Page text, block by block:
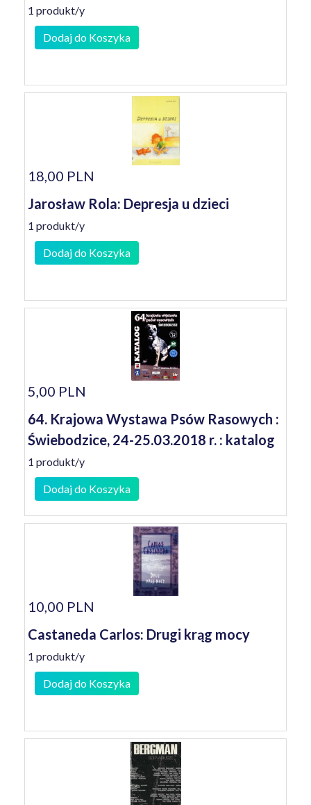
1 produkt/y
Dodaj do Koszyka
18,00 PLN
Jarosław Rola: Depresja u dzieci
1 produkt/y
Dodaj do Koszyka
5,00 PLN
64. Krajowa Wystawa Psów Rasowych :
Świebodzice, 24-25.03.2018 r. : katalog
1 produkt/y
Dodaj do Koszyka
10,00 PLN
Castaneda Carlos: Drugi krąg mocy
1 produkt/y
Dodaj do Koszyka